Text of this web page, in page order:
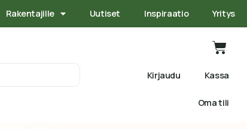
Rakentajille Uutiset Inspiraatio Yritys
Kirjaudu Kassa
Oma tili